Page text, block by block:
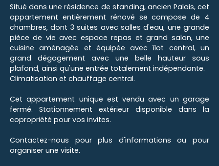
Situé dans une résidence de standing, ancien Palais, cet
appartement entièrement rénové se compose de 4
chambres, dont 3 suites avec salles d'eau, une grande
pièce de vie avec espace repas et grand salon, une
cuisine aménagée et équipée avec îlot central, un
grand dégagement avec une belle hauteur sous
plafond, ainsi qu'une entrée totalement indépendante.
Climatisation et chauffage central.
Cet appartement unique est vendu avec un garage
fermé. Stationnement extérieur disponible dans la
copropriété pour vos invites.
Contactez-nous pour plus d'informations ou pour
organiser une visite.